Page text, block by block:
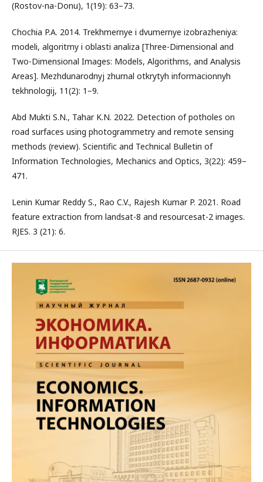
(Rostov-na-Donu), 1(19): 63–73.
Chochia P.A. 2014. Trekhmernye i dvumernye izobrazheniya:
modeli, algoritmy i oblasti analiza [Three-Dimensional and
Two-Dimensional Images: Models, Algorithms, and Analysis
Areas]. Mezhdunarodnyj zhurnal otkrytyh informacionnyh
tekhnologij, 11(2): 1–9.
Abd Mukti S.N., Tahar K.N. 2022. Detection of potholes on
road surfaces using photogrammetry and remote sensing
methods (review). Scientific and Technical Bulletin of
Information Technologies, Mechanics and Optics, 3(22): 459–
471.
Lenin Kumar Reddy S., Rao C.V., Rajesh Kumar P. 2021. Road
feature extraction from landsat-8 and resourcesat-2 images.
RJES. 3 (21): 6.